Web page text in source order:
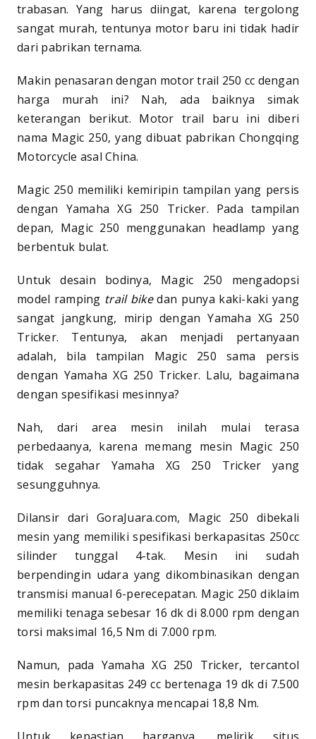
trabasan. Yang harus diingat, karena tergolong
sangat murah, tentunya motor baru ini tidak hadir
dari pabrikan ternama.
Makin penasaran dengan motor trail 250 cc dengan
harga murah ini? Nah, ada baiknya simak
keterangan berikut. Motor trail baru ini diberi
nama Magic 250, yang dibuat pabrikan Chongqing
Motorcycle asal China.
Magic 250 memiliki kemiripin tampilan yang persis
dengan Yamaha XG 250 Tricker. Pada tampilan
depan, Magic 250 menggunakan headlamp yang
berbentuk bulat.
Untuk desain bodinya, Magic 250 mengadopsi
model ramping trail bikedan punya kaki-kaki yang
sangat jangkung, mirip dengan Yamaha XG 250
Tricker. Tentunya, akan menjadi pertanyaan
adalah, bila tampilan Magic 250 sama persis
dengan Yamaha XG 250 Tricker. Lalu, bagaimana
dengan spesifikasi mesinnya?
Nah, dari area mesin inilah mulai terasa
perbedaanya, karena memang mesin Magic 250
tidak segahar Yamaha XG 250 Tricker yang
sesungguhnya.
Dilansir dari GoraJuara.com, Magic 250 dibekali
mesin yang memiliki spesifikasi berkapasitas 250cc
silinder tunggal 4-tak. Mesin ini sudah
berpendingin udara yang dikombinasikan dengan
transmisi manual 6-perecepatan. Magic 250 diklaim
memiliki tenaga sebesar 16 dk di 8.000 rpm dengan
torsi maksimal 16,5 Nm di 7.000 rpm.
Namun, pada Yamaha XG 250 Tricker, tercantol
mesin berkapasitas 249 cc bertenaga 19 dk di 7.500
rpm dan torsi puncaknya mencapai 18,8 Nm.